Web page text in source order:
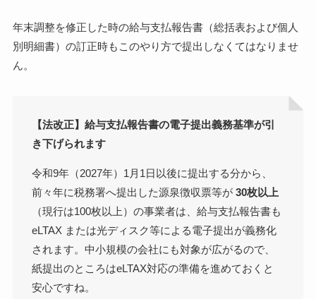
年末調整を修正した時の給与支払報告書（総括表および個人
別明細書）の訂正時もこのやり方で提出しなくてはなりませ
ん。
【法改正】給与支払報告書の電子提出義務基準が引
き下げられます
令和9年（2027年）1月1日以後に提出する分から、
前々年に税務署へ提出した源泉徴収票等が30枚以上
（現行は100枚以上）の事業者は、給与支払報告書も
eLTAX または光ディスク等による電子提出が義務化
されます。中小規模の会社にも対象が広がるので、
紙提出のところはeLTAX対応の準備を進めておくと
安心ですね。